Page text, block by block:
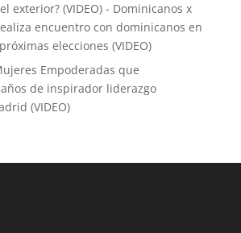
exterior? (VIDEO) - Dominicanos x
encuentro con dominicanos en
elecciones (VIDEO)
Empoderadas que
de inspirador liderazgo
(VIDEO)